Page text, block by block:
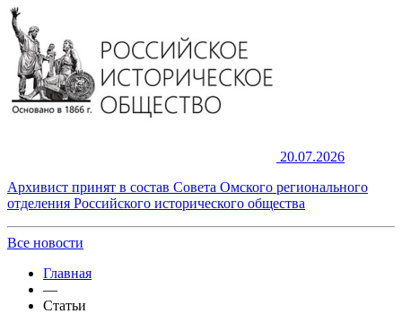
20.07.2026
Архивист принят в состав Совета Омского регионального
отделения Российского исторического общества
Все новости
Главная
—
Статьи